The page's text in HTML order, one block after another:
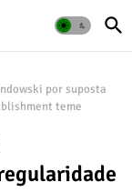
por suposta
teme